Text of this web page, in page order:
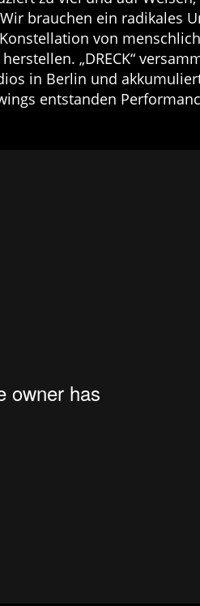
brauchen ein radikales
von
„DRECK“
in Berlin und
entstanden